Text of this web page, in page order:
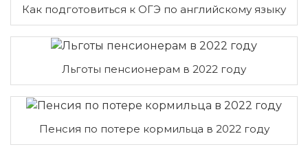
Как подготовиться к ОГЭ по английскому языку
Льготы пенсионерам в 2022 году
Пенсия по потере кормильца в 2022 году